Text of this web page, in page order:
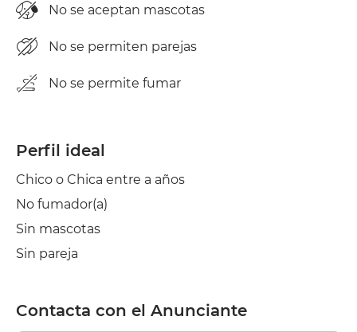
No se aceptan mascotas
No se permiten parejas
No se permite fumar
Perfil ideal
Chico o Chica entre a años
No fumador(a)
Sin mascotas
Sin pareja
Contacta con el Anunciante